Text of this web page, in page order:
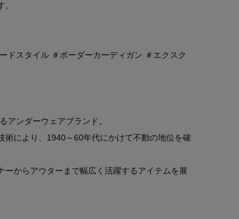
ドスタイル ＃ボーダーカーディガン ＃エクスク
アンダーウェアブランド。
により、1940～60年代にかけて不動の地位を確
からアウターまで幅広く活躍するアイテムを展